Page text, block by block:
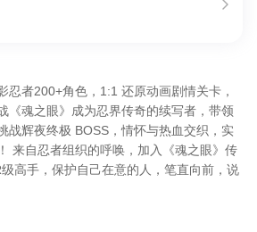
忍者200+角色，1:1 还原动画剧情关卡，
《魂之眼》成为忍界传奇的续写者，带领
战辉夜终极 BOSS，情怀与热血交织，实
来自忍者组织的呼唤，加入《魂之眼》传
高手，保护自己在意的人，笔直向前，说